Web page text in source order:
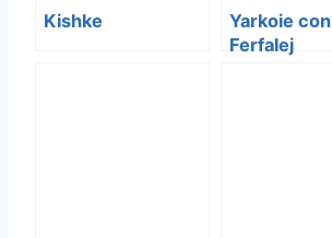
Kishke
Yarkoie con
Ferfalej